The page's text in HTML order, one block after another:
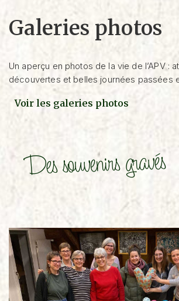
Galeries photos
Un aperçu en photos de la vie de l’APV :
découvertes et belles journées passées
Voir les galeries photos